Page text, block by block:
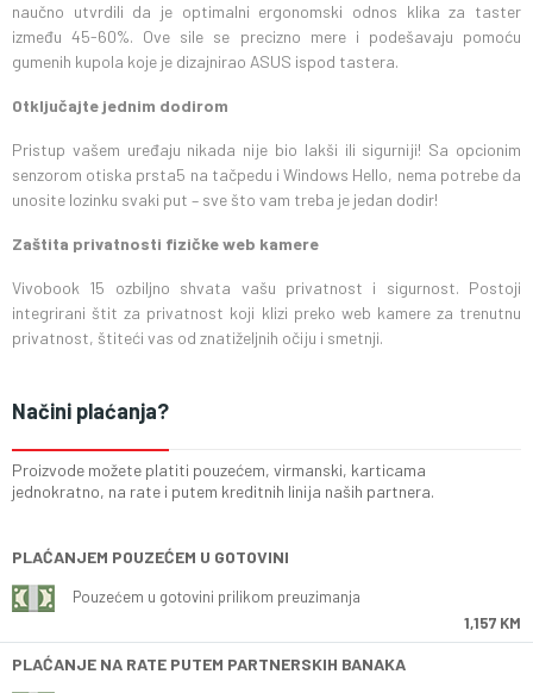
naučno utvrdili da je optimalni ergonomski odnos klika za taster
između 45-60%. Ove sile se precizno mere i podešavaju pomoću
gumenih kupola koje je dizajnirao ASUS ispod tastera.
Otključajte jednim dodirom
Pristup vašem uređaju nikada nije bio lakši ili sigurniji! Sa opcionim
senzorom otiska prsta5 na tačpedu i Windows Hello, nema potrebe da
unosite lozinku svaki put – sve što vam treba je jedan dodir!
Zaštita privatnosti fizičke web kamere
Vivobook 15 ozbiljno shvata vašu privatnost i sigurnost. Postoji
integrirani štit za privatnost koji klizi preko web kamere za trenutnu
privatnost, štiteći vas od znatiželjnih očiju i smetnji.
Načini plaćanja?
Proizvode možete platiti pouzećem, virmanski, karticama
jednokratno, na rate i putem kreditnih linija naših partnera.
PLAĆANJEM POUZEĆEM U GOTOVINI
Pouzećem u gotovini prilikom preuzimanja
1,157 KM
PLAĆANJE NA RATE PUTEM PARTNERSKIH BANAKA